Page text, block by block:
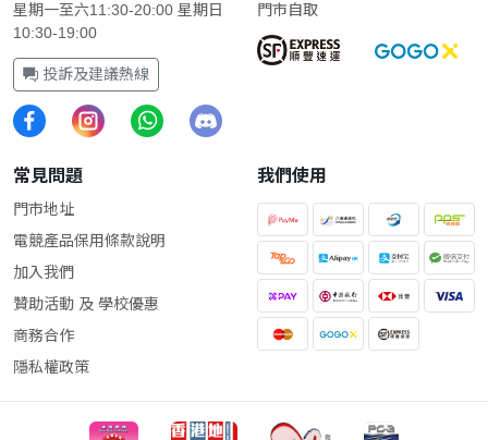
星期一至六11:30-20:00 星期日
10:30-19:00
投訴及建議熱線
門市自取
常見問題
門市地址
電競產品保用條款說明
加入我們
贊助活動 及 學校優惠
商務合作
隱私權政策
我們使用